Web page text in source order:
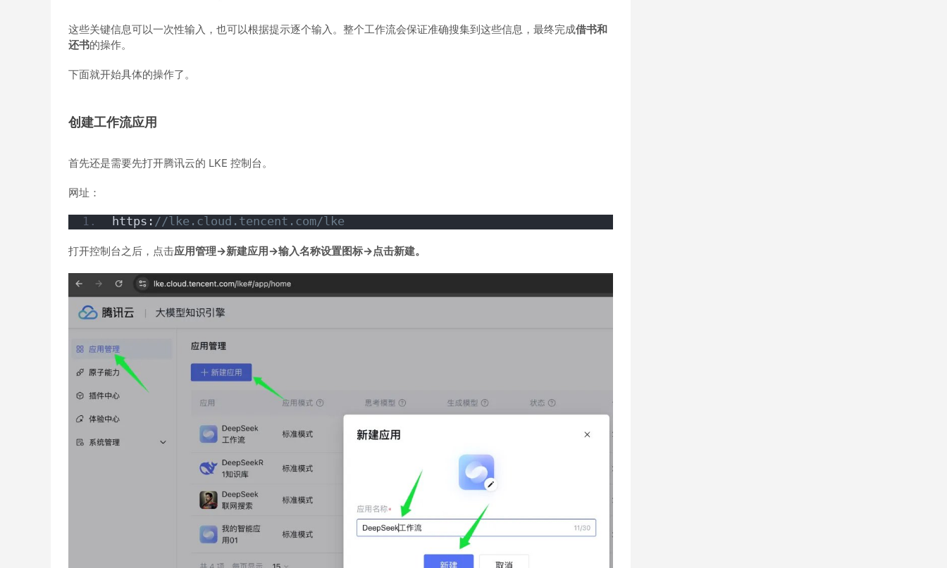
这些关键信息可以一次性输入，也可以根据提示逐个输入。整个工作流会保证准确搜集到这些信息，最终完成借书和
还书的操作。
下面就开始具体的操作了。
创建工作流应用
首先还是需要先打开腾讯云的 LKE 控制台。
网址：
https: //lke.cloud.tencent.com/lke
打开控制台之后，点击应用管理->新建应用->输入名称设置图标->点击新建。